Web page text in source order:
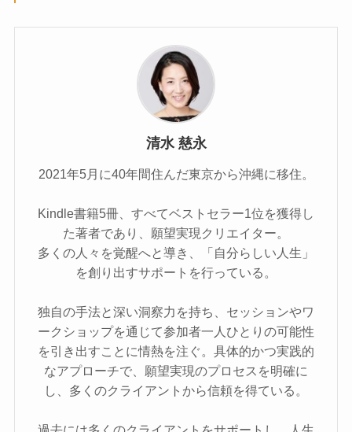
清水 慈永
2021年5⽉に40年間住んだ東京から沖縄に移住。
Kindle書籍5冊、すべてベストセラー1位を獲得し
た著者であり、願望実現クリエイター。
多くの人々を覚醒へと導き、「自分らしい人生」
を創り出すサポートを行っている。
独自の手法と深い洞察力を持ち、セッションやワ
ークショップを通じて参加者一人ひとりの可能性
を引き出すことに情熱を注ぐ。具体的かつ実践的
なアプローチで、願望実現のプロセスを明確に
し、多くのクライアントから信頼を得ている。